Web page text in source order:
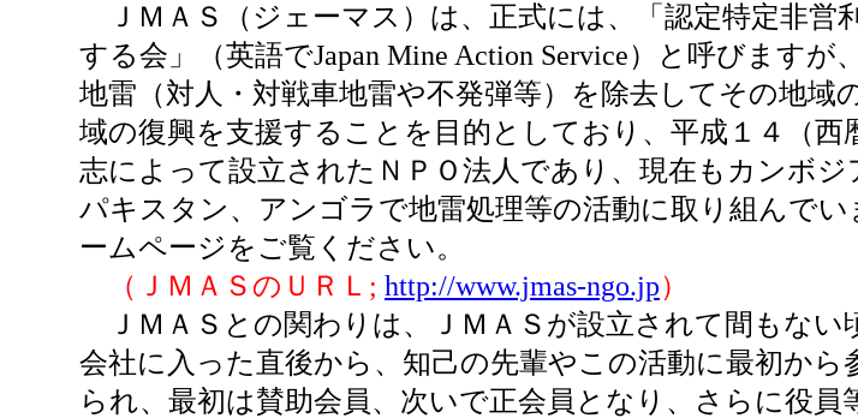
ＪＭＡＳ（ジェーマス）は、正式には、「認定特定非営
する会」（英語でJapan Mine Action Service）と呼びます
地雷（対人・対戦車地雷や不発弾等）を除去してその地域
域の復興を支援することを目的としており、平成１４（西
志によって設立されたＮＰＯ法人であり、現在もカンボジ
パキスタン、アンゴラで地雷処理等の活動に取り組んで
ームページをご覧ください。
（ＪＭＡＳのＵＲＬ; http://www.jmas-ngo.jp）
ＪＭＡＳとの関わりは、ＪＭＡＳが設立されて間もない
会社に入った直後から、知己の先輩やこの活動に最初から
られ、最初は賛助会員、次いで正会員となり、さらに役員